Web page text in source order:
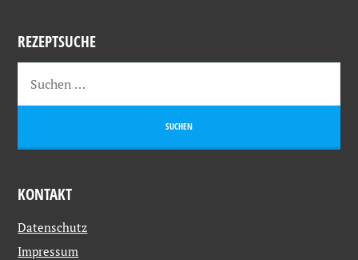
REZEPTSUCHE
KONTAKT
Datenschutz
Impressum